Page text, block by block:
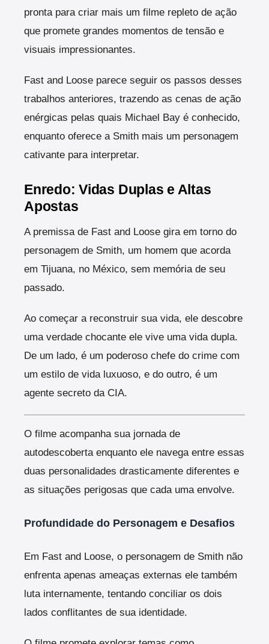
pronta para criar mais um filme repleto de ação
que promete grandes momentos de tensão e
visuais impressionantes.
Fast and Loose parece seguir os passos desses
trabalhos anteriores, trazendo as cenas de ação
enérgicas pelas quais Michael Bay é conhecido,
enquanto oferece a Smith mais um personagem
cativante para interpretar.
Enredo: Vidas Duplas e Altas
Apostas
A premissa de Fast and Loose gira em torno do
personagem de Smith, um homem que acorda
em Tijuana, no México, sem memória de seu
passado.
Ao começar a reconstruir sua vida, ele descobre
uma verdade chocante ele vive uma vida dupla.
De um lado, é um poderoso chefe do crime com
um estilo de vida luxuoso, e do outro, é um
agente secreto da CIA.
O filme acompanha sua jornada de
autodescoberta enquanto ele navega entre essas
duas personalidades drasticamente diferentes e
as situações perigosas que cada uma envolve.
Profundidade do Personagem e Desafios
Em Fast and Loose, o personagem de Smith não
enfrenta apenas ameaças externas ele também
luta internamente, tentando conciliar os dois
lados conflitantes de sua identidade.